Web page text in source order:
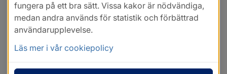
fungera på ett bra sätt. Vissa kakor är nödvändiga,
medan andra används för statistik och förbättrad
användarupplevelse.
Läs mer i vår cookiepolicy